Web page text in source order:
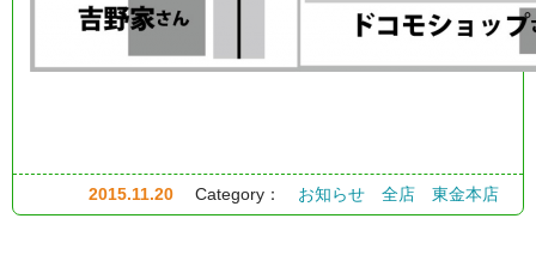
2015.11.20 Category： お知らせ 全店 東金本店